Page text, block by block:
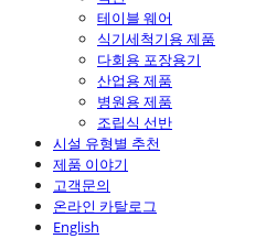
테이블 웨어
식기세척기용 제품
다회용 포장용기
산업용 제품
병원용 제품
조립식 선반
시설 유형별 추천
제품 이야기
고객문의
온라인 카탈로그
English